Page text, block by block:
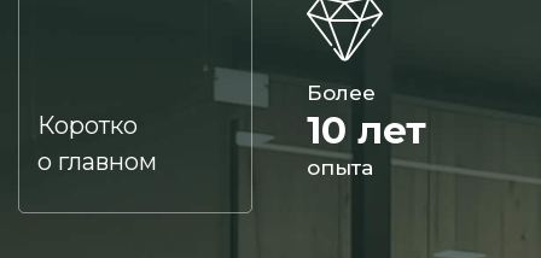
Коротко
о главном
Более
10 лет
опыта